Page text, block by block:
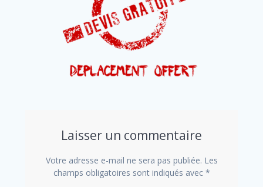
Laisser un commentaire
Votre adresse e-mail ne sera pas publiée. Les
champs obligatoires sont indiqués avec *